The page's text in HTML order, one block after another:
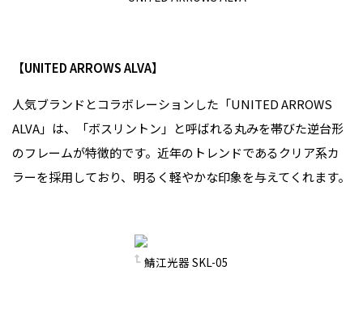
【UNITED ARROWS ALVA】
人気ブランドとコラボレーションした「UNITED ARROWS
ALVA」は、「ボスリントン」と呼ばれる丸みを帯びた逆台形
のフレームが特徴的です。近年のトレンドであるクリア系カ
ラーを採用しており、明るく軽やかな印象を与えてくれます。
鯖江光器 SKL-05